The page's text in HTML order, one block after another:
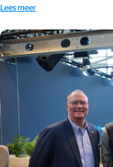
Lees meer